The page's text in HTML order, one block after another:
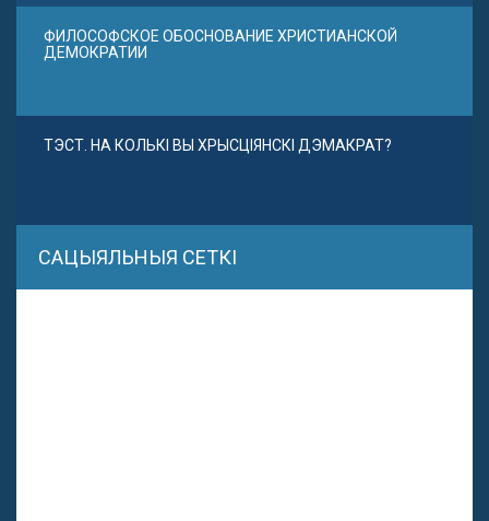
ФИЛОСОФСКОЕ ОБОСНОВАНИЕ ХРИСТИАНСКОЙ
ДЕМОКРАТИИ
ТЭСТ. НА КОЛЬКІ ВЫ ХРЫСЦІЯНСКІ ДЭМАКРАТ?
САЦЫЯЛЬНЫЯ СЕТКІ